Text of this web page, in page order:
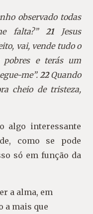
observado todas
falta?”21 Jesus
vai, vende tudo o
e terás um
me”. 22Quando
cheio de tristeza,
algo interessante
como se pode
só em função da
a alma, em
a mais que